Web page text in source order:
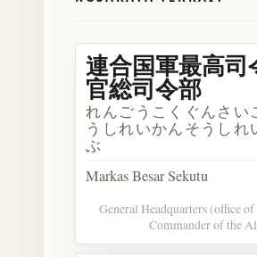
連合国軍最高司
官総司令部
れんごうこくぐんさい
うしれいかんそうしれ
ぶ
Markas Besar Sekutu
General Headquarters (office
Commander of the